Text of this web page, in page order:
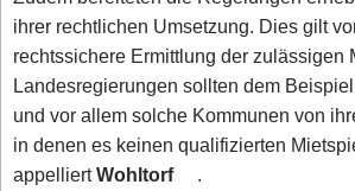
ihrer rechtlichen Umsetzung. Dies gilt
rechtssichere Ermittlung der zulässigen
Landesregierungen sollten dem
und vor allem solche Kommunen von
in denen es keinen qualifizierten
appelliertWohltorf.